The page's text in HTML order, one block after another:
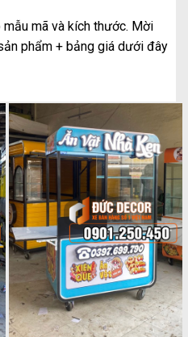
mẫu mã và kích thước. Mời
phẩm + bảng giá dưới đây